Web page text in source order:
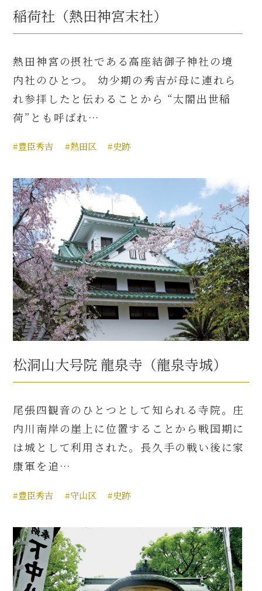
犬千代ルート
加藤清正と名古屋の関係
清正関連 史跡 一覧
名古屋＜清正＞観光モデルコース
稲荷社（熱田神宮末社）
熱田神宮の摂社である高座結御子神社の境
内社のひとつ。 幼少期の秀吉が母に連れら
れ参拝したと伝わることから “太閤出世稲
荷”とも呼ばれ…
#豊臣秀吉 #熱田区 #史跡
松洞山大号院 龍泉寺（龍泉寺城）
尾張四観音のひとつとして知られる寺院。庄
内川南岸の崖上に位置することから戦国期に
は城として利用された。長久手の戦い後に家
康軍を追…
#豊臣秀吉 #守山区 #史跡